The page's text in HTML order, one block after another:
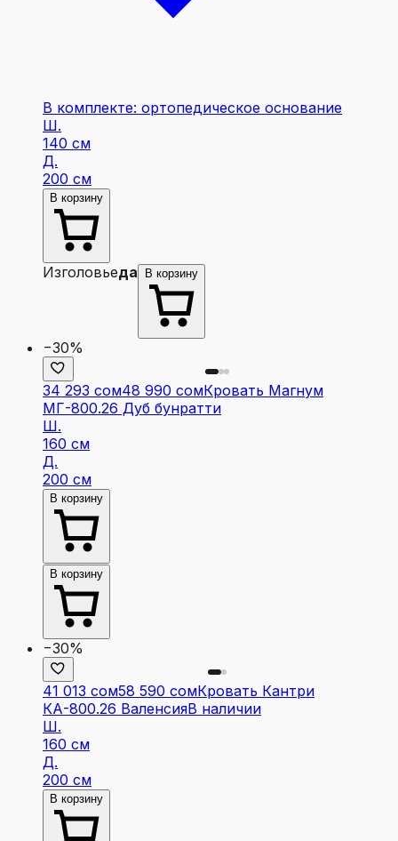
В комплекте: ортопедическое основание
Ш.
140 см
Д.
200 см
В корзину
Изголовьеда В корзину
−30%
34 293 сом48 990 сомКровать Магнум
МГ-800.26 Дуб бунратти
Ш.
160 см
Д.
200 см
В корзину
В корзину
−30%
41 013 сом58 590 сомКровать Кантри
КА-800.26 ВаленсияВ наличии
Ш.
160 см
Д.
200 см
В корзину